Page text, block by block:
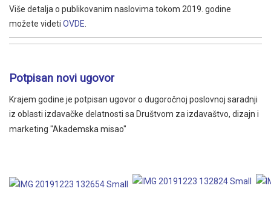
Više detalja o publikovanim naslovima tokom 2019. godine
možete videti OVDE
Potpisan novi ugovor
Krajem godine je potpisan ugovor o dugoročnoj poslovnoj saradnji
iz oblasti izdavačke delatnosti sa Društvom za izdavaštvo, dizajn i
marketing "Akademska misao"